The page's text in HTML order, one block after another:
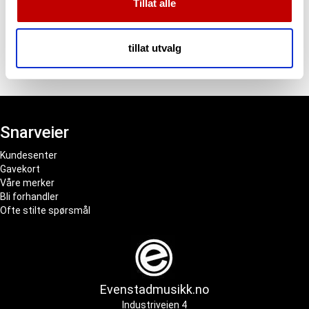
vårt, med partnerne våre innen sosiale medier,
annonsering og analysearbeid, som kan kombinere den
med annen informasjon du har gjort tilgjengelig for dem,
Tillat alle
tillat utvalg
Teleslynge/IR Tilbehør
Snarveier
Kundesenter
Gavekort
Våre merker
Bli forhandler
Ofte stilte spørsmål
Evenstadmusikk.no
Industriveien 4